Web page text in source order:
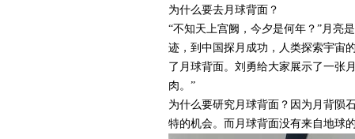
为什么要去月球背面？
“不知天上宫阙，今夕是何年？”月亮
迹，到中国探月成功，人类探索宇宙
了月球背面。刘勇给大家展示了一张
肉。”
为什么要研究月球背面？因为月背陨
特的机会。而月球背面没有来自地球